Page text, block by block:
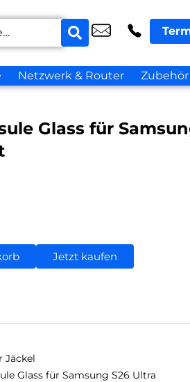
Netzwerk & Router Zubehör
Glass für
Jetzt kaufen
Jäckel
Glass für Samsung S26 Ultra